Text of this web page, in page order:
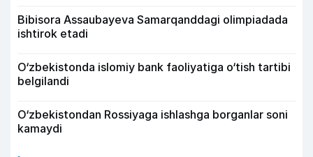
Bibisora Assaubayeva Samarqanddagi olimpiadada
ishtirok etadi
O‘zbekistonda islomiy bank faoliyatiga o‘tish tartibi
belgilandi
O‘zbekistondan Rossiyaga ishlashga borganlar soni
kamaydi